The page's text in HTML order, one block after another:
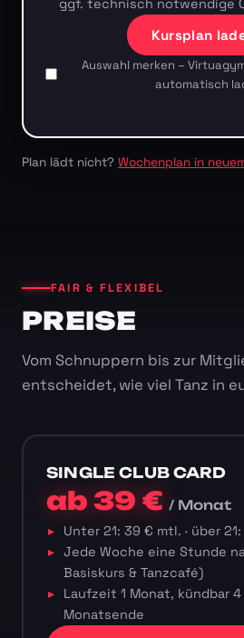
ggf. technisch notwendige
Kursplan
Auswahl merken –
automatisch
Plan lädt nicht? Wochenplan in
FAIR & FLEXIBEL
PREISE
Vom Schnuppern bis zur
entscheidet, wie viel Tanz in
SINGLE CLUB CARD
ab 39 €/ Monat
Unter 21: 39 € mtl. · über
Jede Woche eine Stunde
Basiskurs & Tanzcafé)
Laufzeit 1 Monat, kündbar
Monatsende